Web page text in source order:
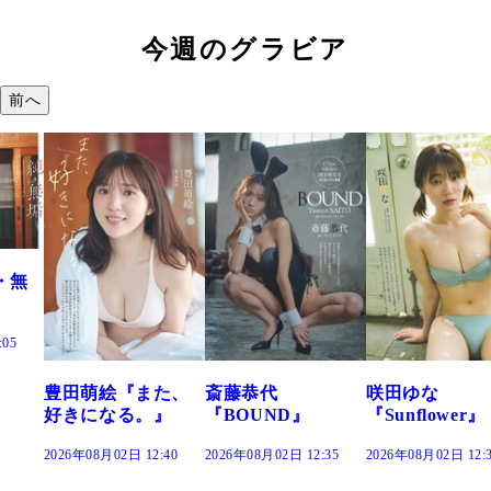
今週のグラビア
前へ
た、
斎藤恭代
『BOUND』
2026年08月02日 12:35
咲田ゆな
『Sunflower』
2026年08月02日 12:30
藤水咲桜『
だまり』
2026年08月02